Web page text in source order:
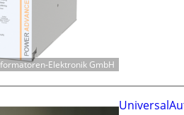
Elektronik GmbH